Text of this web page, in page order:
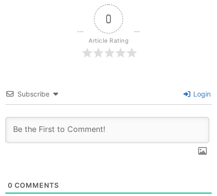
0
Article Rating
Subscribe Login
0 COMMENTS